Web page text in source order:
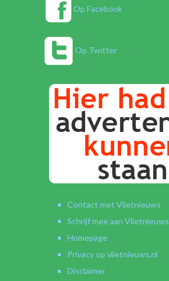
Op Facebook
Op Twitter
Contact met Vlietnieuws
Schrijf mee aan Vlietnieuws
Homepage
Privacy op vlietnieuws.nl
Disclaimer